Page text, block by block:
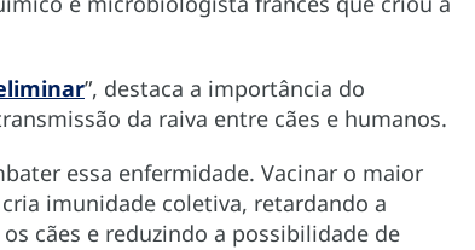
”, destaca a importância do
da raiva entre cães e humanos.
essa enfermidade. Vacinar o maior
imunidade coletiva, retardando a
cães e reduzindo a possibilidade de